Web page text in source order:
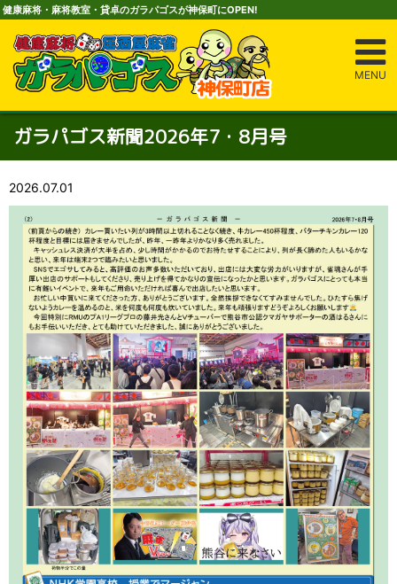
健康麻将・麻将教室・貸卓のガラパゴスが神保町にOPEN!
MENU
ガラパゴス新聞2026年7・8月号
2026.07.01